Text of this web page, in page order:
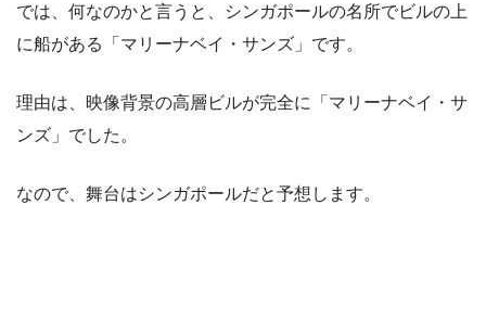
では、何なのかと言うと、シンガポールの名所でビルの上
に船がある「マリーナベイ・サンズ」です。
理由は、映像背景の高層ビルが完全に「マリーナベイ・サ
ンズ」でした。
なので、舞台はシンガポールだと予想します。